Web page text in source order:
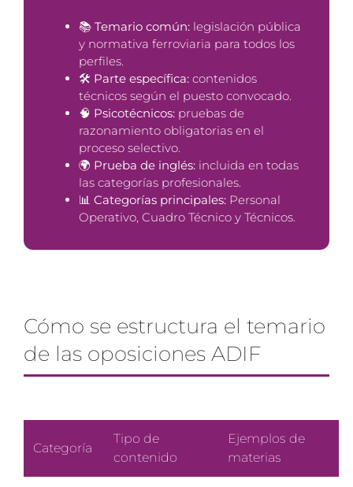
📚 Temario común:legislación pública
y normativa ferroviaria para todos los
perfiles.
🛠 Parte específica:contenidos
técnicos según el puesto convocado.
🧠 Psicotécnicos:pruebas de
razonamiento obligatorias en el
proceso selectivo.
🌍 Prueba de inglés:incluida en todas
las categorías profesionales.
📊 Categorías principales:Personal
Operativo, Cuadro Técnico y Técnicos.
Cómo se estructura el temario
de las oposiciones ADIF
Categoría
Tipo de
contenido
Ejemplos de
materias